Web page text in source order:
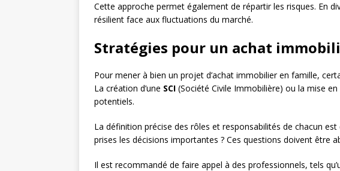
Cette approche permet également de répartir les risques. En
résilient face aux fluctuations du marché.
Stratégies pour un achat
Pour mener à bien un projet d’achat immobilier en famille,
La création d’une SCI (Société Civile Immobilière) ou la mise en
potentiels.
La définition précise des rôles et responsabilités de chacun
prises les décisions importantes ? Ces questions doivent
Il est recommandé de faire appel à des professionnels, tels